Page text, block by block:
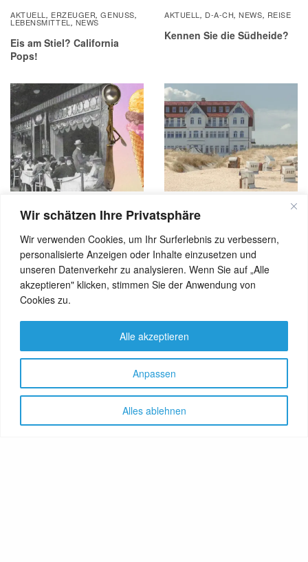
Wir schätzen Ihre Privatsphäre
Wir verwenden Cookies, um Ihr Surferlebnis zu verbessern,
personalisierte Anzeigen oder Inhalte einzusetzen und
unseren Datenverkehr zu analysieren. Wenn Sie auf „Alle
akzeptieren" klicken, stimmen Sie der Anwendung von
Cookies zu.
Anpassen
Alles ablehnen
Alle akzeptieren
AKTUELL , ERZEUGER,GENUSS,
LEBENSMITTEL , NEWS
Eis am Stiel? California
Pops!
AKTUELL , D-A-CH,NEWS, REISE
Kennen Sie die Südheide?
AKTUELL,GENUSS,NEWS
Berliner Eisgeschichte
AKTUELL, REISE
Strandhotel Ostende – ein
Haus für den
anspruchsvollen Gast
GESUNDHEIT,
HOTEL,NEWS,REISE
AKTUELL
LEBENSMITTEL,NEWS,